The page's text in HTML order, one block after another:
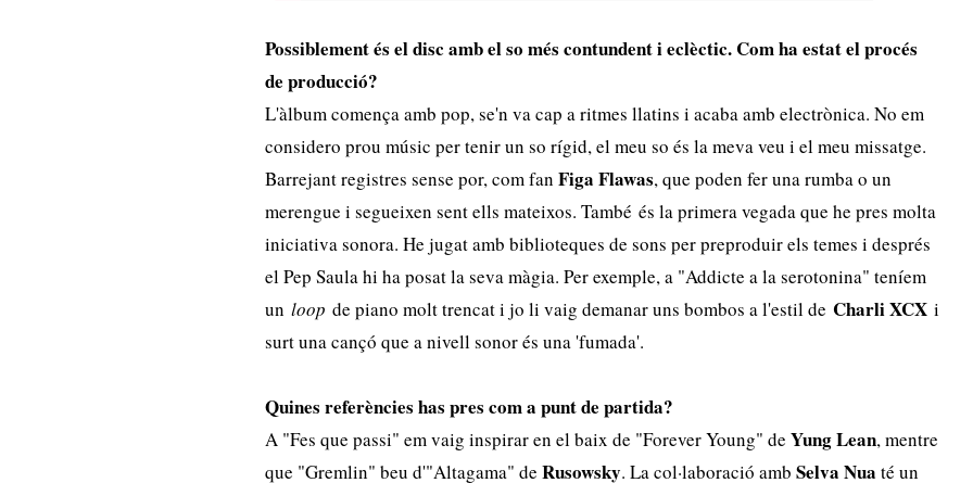
Possiblementés el disc amb el so més contundent i eclèctic. Com ha estat el procés
de producció?
L'àlbum comença amb pop, se'n va cap a ritmes llatins i acaba amb electrònica. No em
considero prou músic per tenir un so rígid, el meu so és la meva veu i el meu missatge.
Barrejant registres sense por, com fanFiga Flawas, que poden fer una rumba o un
merengue i segueixen sent ells mateixos. També és la primera vegada que he pres molta
iniciativa sonora. He jugat amb biblioteques de sons per preproduir els temes i després
el Pep Saula hi ha posat la seva màgia. Per exemple, a "Addicte a la serotonina" teníem
unloop de piano molt trencat i jo li vaig demanar uns bombos a l'estil deCharli XCX i
surt una cançó que a nivell sonor és una 'fumada'.
Quines referències has pres com a punt de partida?
A "Fes que passi" em vaig inspirar en el baix de "Forever Young" deYung Lean, mentre
que "Gremlin" beu d'"Altagama" deRusowsky. La col·laboració ambSelva Nua té un